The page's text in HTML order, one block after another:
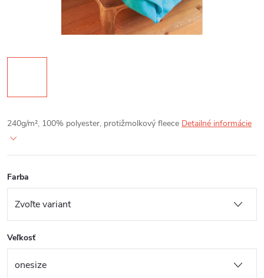
240g/m², 100% polyester, protižmolkový fleece Detailné informácie
Farba
Veľkosť